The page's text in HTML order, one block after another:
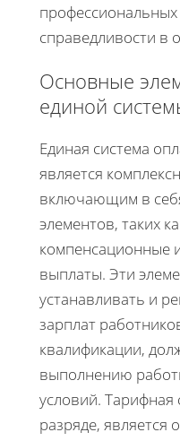
профессиональных
справедливости в
Основные
единой
Единая система
является
включающим в
элементов, таких
компенсационные
выплаты. Эти
устанавливать и
зарплат
квалификации,
выполнению
условий. Тарифная
разряде,